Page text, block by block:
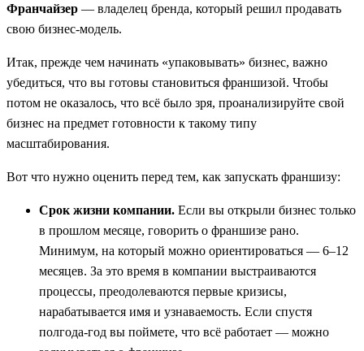
Франчайзер — владелец бренда, который решил продавать
свою бизнес-модель.
Итак, прежде чем начинать «упаковывать» бизнес, важно
убедиться, что вы готовы становиться франшизой. Чтобы
потом не оказалось, что всё было зря, проанализируйте свой
бизнес на предмет готовности к такому типу
масштабирования.
Вот что нужно оценить перед тем, как запускать франшизу:
Срок жизни компании. Если вы открыли бизнес только
в прошлом месяце, говорить о франшизе рано.
Минимум, на который можно ориентироваться — 6–12
месяцев. За это время в компании выстраиваются
процессы, преодолеваются первые кризисы,
нарабатывается имя и узнаваемость. Если спустя
полгода-год вы поймете, что всё работает — можно